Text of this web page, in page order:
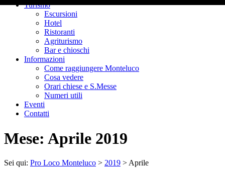
Turismo
Escursioni
Hotel
Ristoranti
Agriturismo
Bar e chioschi
Informazioni
Come raggiungere Monteluco
Cosa vedere
Orari chiese e S.Messe
Numeri utili
Eventi
Contatti
Mese: Aprile 2019
Sei qui: Pro Loco Monteluco > 2019 > Aprile